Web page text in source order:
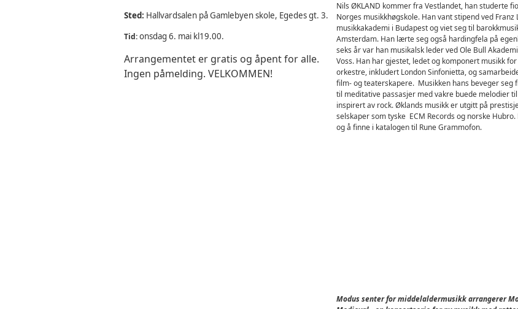
Sted: Hallvardsalen på Gamlebyen skole, Egedes gt. 3.
Tid:onsdag 6. mai kl19.00.
Arrangementet er gratis og åpent for alle.
Ingen påmelding. VELKOMMEN!
Nils ØKLAND kommer fra Vestlandet, han studerte
Norges musikkhøgskole. Han vant stipend ved Franz
musikkakademi i Budapest og viet seg til
Amsterdam. Han lærte seg også hardingfela på
seks år var han musikalsk leder ved Ole Bull
Voss. Han har gjestet, ledet og komponert musikk
orkestre, inkludert London Sinfonietta, og
film- og teaterskapere. Musikken hans beveger seg
til meditative passasjer med vakre buede melodier
inspirert av rock. Øklands musikk er utgitt på
selskaper som tyske ECM Records og norske Hubro.
og å finne i katalogen til Rune Grammofon.
Modus senter for middelaldermusikk arrangerer